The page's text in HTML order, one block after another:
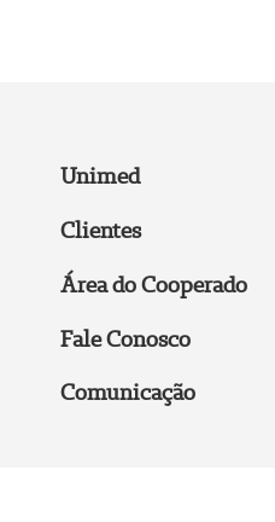
Unimed
Clientes
Área do Cooperado
Fale Conosco
Comunicação